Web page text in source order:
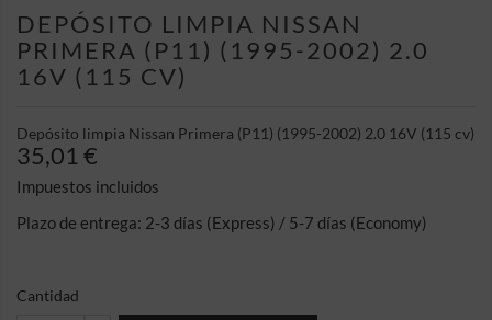
DEPÓSITO LIMPIA NISSAN
PRIMERA (P11) (1995-2002) 2.0
16V (115 CV)
Depósito limpia Nissan Primera (P11) (1995-2002) 2.0 16V (115 cv)
35,01 €
Impuestos incluidos
Plazo de entrega: 2-3 días (Express) / 5-7 días (Economy)
Cantidad